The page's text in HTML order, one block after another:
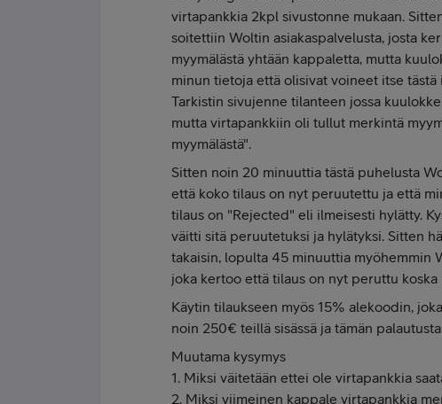
virtapankkia 2kpl sivustonne mukaan.
soitettiin Woltin asiakaspalvelusta, josta
myymälästä yhtään kappaletta, mutta
minun tietoja että olisivat voineet itse tästä
Tarkistin sivujenne tilanteen jossa
mutta virtapankkiin oli tullut merkintä
myymälästä".
Sitten noin 20 minuuttia tästä puhelusta
että koko tilaus on nyt peruutettu ja että
tilaus on "Rejected" eli ilmeisesti hylätty.
väitti sitä peruutetuksi ja hylätyksi. Sitten
takaisin, lopulta 45 minuuttia myöhemmin
joka kertoo että tilaus on nyt peruttu
Käytin tilaukseen myös 15% alekoodin,
noin 250€ teillä sisässä ja tämän
Muutama kysymys
1. Miksi väitetään ettei ole virtapankkia
2. Miksi viimeinen kappale virtapankkia